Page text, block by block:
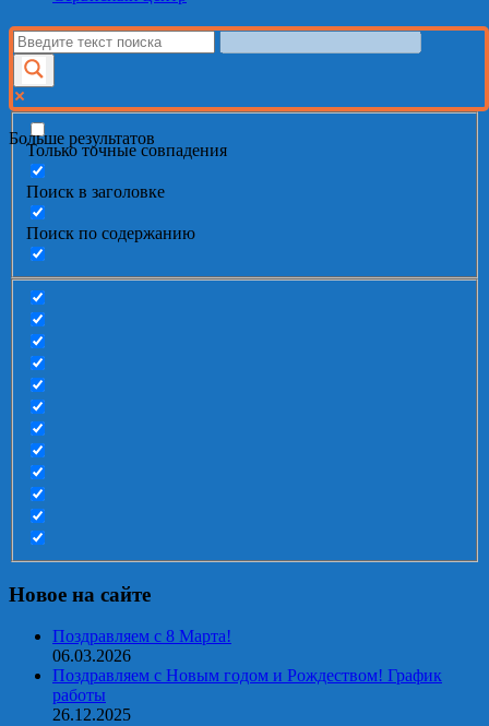
Больше результатов
Только точные совпадения
Поиск в заголовке
Поиск по содержанию
Новое на сайте
Поздравляем с 8 Марта!
06.03.2026
Поздравляем с Новым годом и Рождеством! График
работы
26.12.2025